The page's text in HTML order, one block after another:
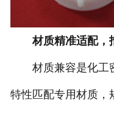
材质精准适配，
材质兼容是化工
特性匹配专用材质，